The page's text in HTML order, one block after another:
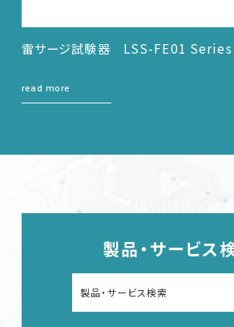
雷サージ試験器 LSS-FE01 Series
read more
製品・サービス